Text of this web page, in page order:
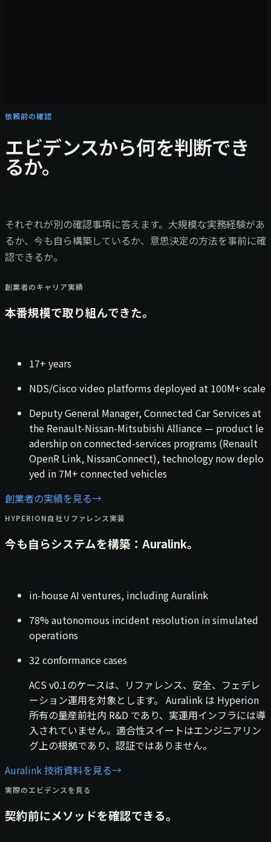
依頼前の確認
エビデンスから何を判断でき
るか。
それぞれが別の確認事項に答えます。大規模な実務経験があ
るか、今も自ら構築しているか、意思決定の方法を事前に確
認できるか。
創業者のキャリア実績
本番規模で取り組んできた。
17+ years
NDS/Cisco video platforms deployed at 100M+ scale
Deputy General Manager, Connected Car Services at
the Renault-Nissan-Mitsubishi Alliance — product le
adership on connected-services programs (Renault
OpenR Link, NissanConnect), technology now deplo
yed in 7M+ connected vehicles
創業者の実績を見る→
HYPERION自社リファレンス実装
今も自らシステムを構築：Auralink。
in-house AI ventures, including Auralink
78% autonomous incident resolution in simulated
operations
32 conformance cases
ACS v0.1のケースは、リファレンス、安全、フェデレ
ーション運用を対象とします。 Auralink は Hyperion
所有の量産前社内 R&D であり、実運用インフラには導
入されていません。適合性スイートはエンジニアリン
グ上の根拠であり、認証ではありません。
Auralink 技術資料を見る→
実際のエビデンスを見る
契約前にメソッドを確認できる。